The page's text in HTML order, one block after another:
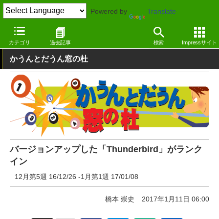
Powered by Translate
カテゴリ 過去記事 検索 Impressサイト
窓の杜 その他の話題
かうんとだうん窓の杜
バージョンアップした「Thunderbird」がランク
イン
12月第5週 16/12/26 -1月第1週 17/01/08
橋本 崇史 2017年1月11日 06:00